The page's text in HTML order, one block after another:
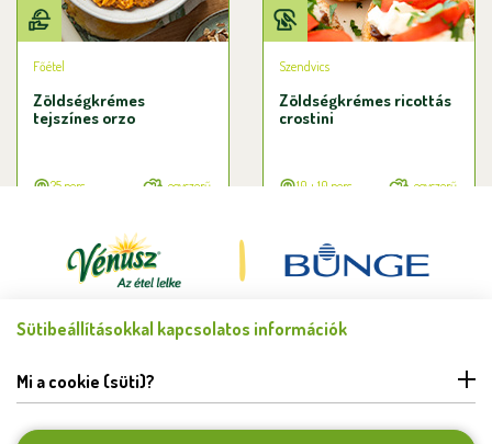
Sütibeállításokkal kapcsolatos információk
Mi a cookie (süti)?
Főétel
Zöldségkrémes
tejszínes orzo
25 perc egyszerű
Szendvics
Zöldségkrémes ricottás
crostini
10 + 10 perc egyszerű
Minden jog fenntartva © Bunge Zrt. 2026.
ADATKEZELÉSI TÁJÉKOZTATÓ